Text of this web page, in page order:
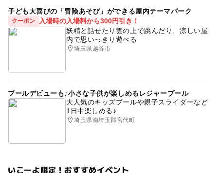
子ども大喜びの「冒険あそび」ができる屋内テーマパーク
クーポン
入場時の入場料から300円引き！
妖精と話せたり雲の上で跳んだり、涼しい屋
内で思いっきり遊べる
埼玉県越谷市
プールデビューも♪小さな子供が楽しめるレジャープール
大人気のキッズプールや親子スライダーなど
1日中楽しめる♪
埼玉県南埼玉郡宮代町
いこーよ限定！おすすめイベント